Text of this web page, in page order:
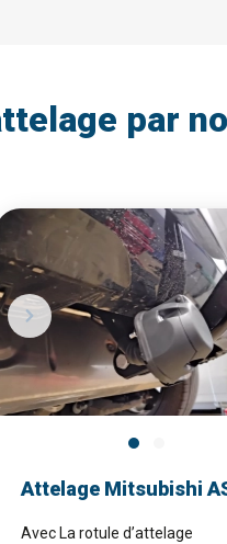
par
Attelage Mitsubishi
Avec La rotule d’attelage